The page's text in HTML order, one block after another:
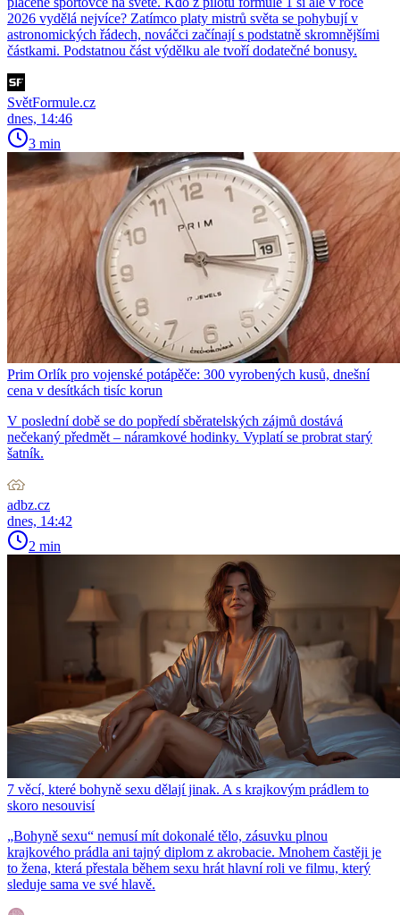
2026 vydělá nejvíce? Zatímco platy mistrů světa se pohybují v
astronomických řádech, nováčci začínají s podstatně skromnějšími
částkami. Podstatnou část výdělku ale tvoří dodatečné bonusy.
SvětFormule.cz
dnes, 14:46
3 min
Prim Orlík pro vojenské potápěče: 300 vyrobených kusů, dnešní
cena v desítkách tisíc korun
V poslední době se do popředí sběratelských zájmů dostává
nečekaný předmět – náramkové hodinky. Vyplatí se probrat starý
šatník.
adbz.cz
dnes, 14:42
2 min
7 věcí, které bohyně sexu dělají jinak. A s krajkovým prádlem to
skoro nesouvisí
„Bohyně sexu“ nemusí mít dokonalé tělo, zásuvku plnou
krajkového prádla ani tajný diplom z akrobacie. Mnohem častěji je
to žena, která přestala během sexu hrát hlavní roli ve filmu, který
sleduje sama ve své hlavě.